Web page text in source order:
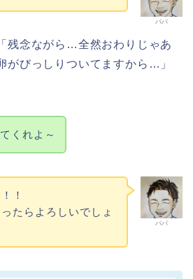
パパ
残念ながら…全然おわりじゃあ
がびっしりついてますから…」
くれよ～
パパ
！
たらよろしいでしょ